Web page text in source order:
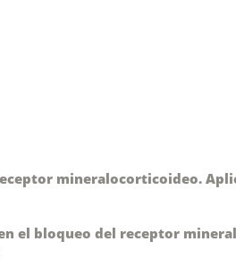
mineralocorticoideo.
el bloqueo del receptor